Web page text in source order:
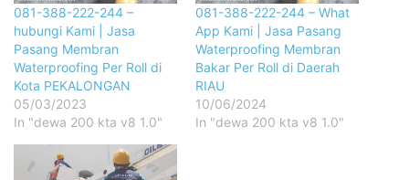
081-388-222-244 –
hubungi Kami | Jasa
Pasang Membran
Waterproofing Per Roll di
Kota PEKALONGAN
05/03/2023
In "dewa 200 kta v8 1.0"
081-388-222-244 – What
App Kami | Jasa Pasang
Waterproofing Membran
Bakar Per Roll di Daerah
RIAU
10/06/2024
In "dewa 200 kta v8 1.0"